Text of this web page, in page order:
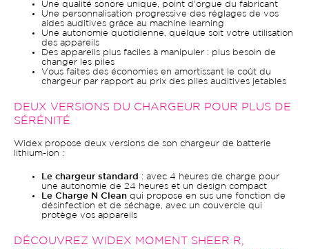
Une qualité sonore unique, point d'orgue du fabricant
Une personnalisation progressive des réglages de vos
aides auditives grâce au machine learning
Une autonomie quotidienne, quelque soit votre utilisation
des appareils
Des appareils plus faciles à manipuler : plus besoin de
changer les piles
Vous faites des économies en amortissant le coût du
chargeur par rapport au prix des piles auditives jetables
DEUX VERSIONS DU CHARGEUR POUR PLUS DE
SÉRÉNITÉ
Widex propose deux versions de son chargeur de batterie
lithium-ion :
Le chargeur standard
: avec 4 heures de charge pour
une autonomie de 24 heures et un design compact
Le Charge N Clean qui propose en sus une fonction de
désinfection et de séchage, avec un couvercle qui
protège vos appareils
DÉCOUVREZ WIDEX MOMENT SHEER R,